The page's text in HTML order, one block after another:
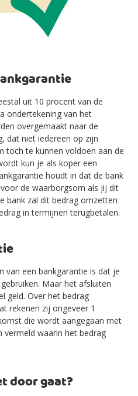
uit 10 procent van de
ondertekening van het
overgemaakt naar de
dat niet iedereen op zijn
toch te kunnen voldoen aan de
kun je als koper een
houdt in dat de bank
de waarborgsom als jij dit
bank zal dit bedrag omzetten
in termijnen terugbetalen.
van een bankgarantie is dat je
Maar het afsluiten
geld. Over het bedrag
rekenen zij ongeveer 1
die wordt aangegaan met
waarin het bedrag
door gaat?